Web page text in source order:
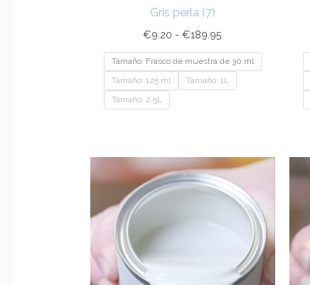
Gris perla (7)
€9.20 - €189.95
Tamaño: Frasco de muestra de 30 ml
Tamaño: 125 ml
Tamaño: 1L
Tamaño: 2,5L
Rango
de
precios:
desde
€9.20
€201.95